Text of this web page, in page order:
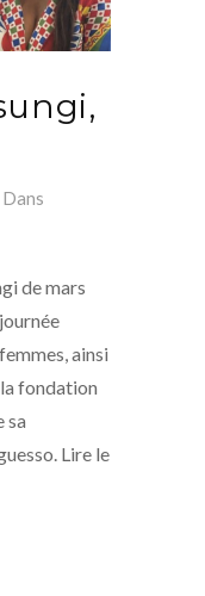
Dans
de mars
ainsi
fondation
sa
Lire le